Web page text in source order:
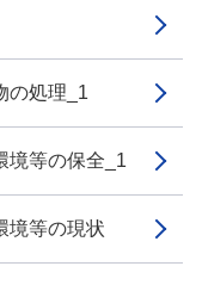
の処理_1
等の保全_1
等の現状